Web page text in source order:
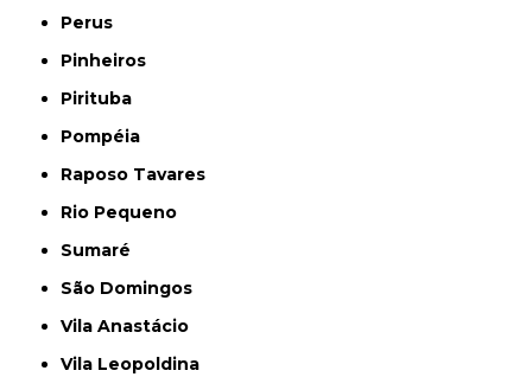
Perus
Pinheiros
Pirituba
Pompéia
Raposo Tavares
Rio Pequeno
Sumaré
São Domingos
Vila Anastácio
Vila Leopoldina